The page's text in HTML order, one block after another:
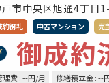
市中央区旭通4丁目
約御礼 中古マンション 売
御成約
理費 : --円/月
修繕積立金 : --